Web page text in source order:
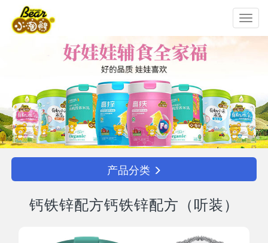
产品分类
钙铁锌配方钙铁锌配方（听装）